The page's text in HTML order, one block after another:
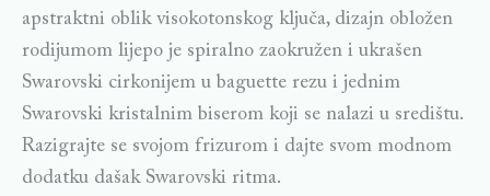
apstraktni oblik visokotonskog ključa, dizajn obložen
rodijumom lijepo je spiralno zaokružen i ukrašen
Swarovski cirkonijem u baguette rezu i jednim
Swarovski kristalnim biserom koji se nalazi u središtu.
Razigrajte se svojom frizurom i dajte svom modnom
dodatku dašak Swarovski ritma.